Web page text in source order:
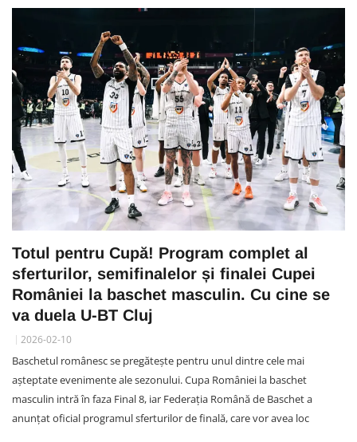
Totul pentru Cupă! Program complet al
sferturilor, semifinalelor și finalei Cupei
României la baschet masculin. Cu cine se
va duela U-BT Cluj
2026-02-10
Baschetul românesc se pregătește pentru unul dintre cele mai
așteptate evenimente ale sezonului. Cupa României la baschet
masculin intră în faza Final 8, iar Federația Română de Baschet a
anunțat oficial programul sferturilor de finală, care vor avea loc